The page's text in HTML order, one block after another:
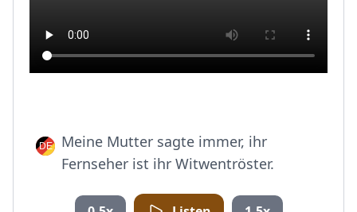
Meine Mutter sagte immer, ihr
Fernseher ist ihr Witwentröster.